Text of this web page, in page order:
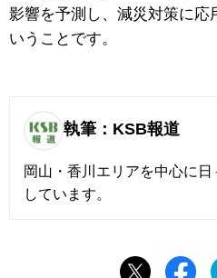
影響を予測し、減災対策に応
いうことです。
執筆：KSB報道
岡山・香川エリアを中心に
しています。